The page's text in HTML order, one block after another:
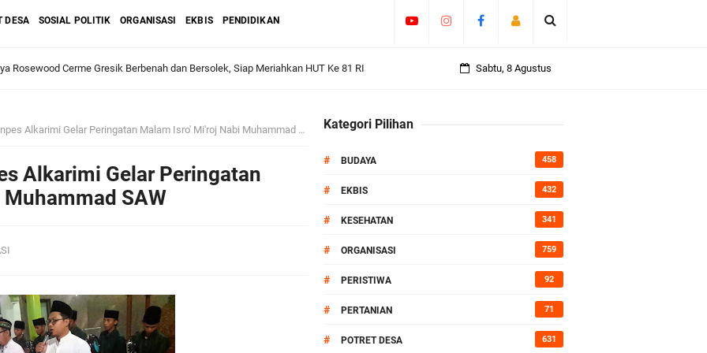
DESA SOSIAL POLITIK ORGANISASI EKBIS PENDIDIKAN
Warga: Komsos Kebungson Dorong Kepedulian Lingkungan dan Pemberdayaan
siap Digelar, Ajang Strategis Cetak Atlet Menuju Porprov Jatim 2027
Sabtu, 8 Agustus
Alkarimi Gelar Peringatan Malam Isro' Mi'roj Nabi Muhammad SAW
Alkarimi Gelar Peringatan
SAW
Kategori Pilihan
# BUDAYA 458
# EKBIS 432
# KESEHATAN 341
# ORGANISASI 759
# PERISTIWA 92
# PERTANIAN 71
# POTRET DESA 631